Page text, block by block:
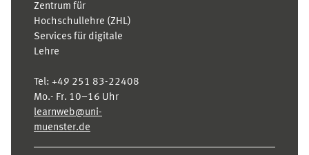
Zentrum für
Hochschullehre (ZHL)
Services für digitale
Lehre
Tel: +49 251 83-22408
Mo.- Fr. 10–16 Uhr
learnweb@uni-
muenster.de